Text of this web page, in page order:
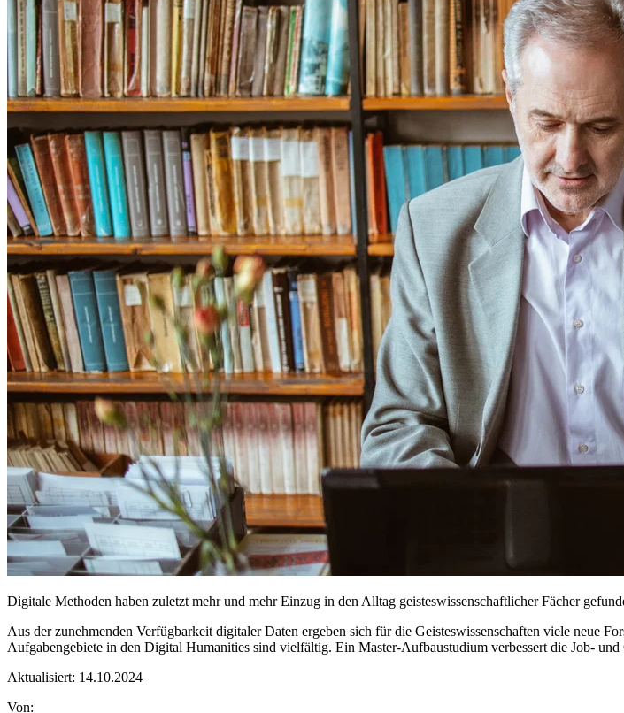
Digitale Methoden haben zuletzt mehr und mehr Einzug in den Alltag geisteswissenschaftlicher Fächer
Aus der zunehmenden Verfügbarkeit digitaler Daten ergeben sich für die Geisteswissenschaften viele neue
Aufgabengebiete in den Digital Humanities sind vielfältig. Ein Master-Aufbaustudium verbessert die Job- und
Aktualisiert: 14.10.2024
Von: